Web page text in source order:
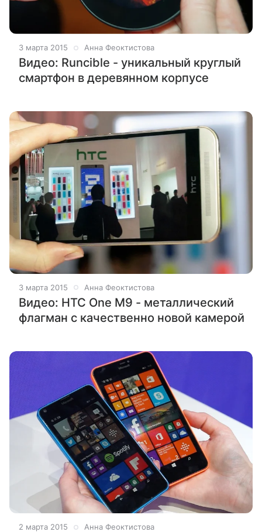
3 марта 2015 Анна Феоктистова
Видео: Runcible - уникальный круглый
смартфон в деревянном корпусе
3 марта 2015 Анна Феоктистова
Видео: HTC One M9 - металлический
флагман с качественно новой камерой
2 марта 2015 Анна Феоктистова